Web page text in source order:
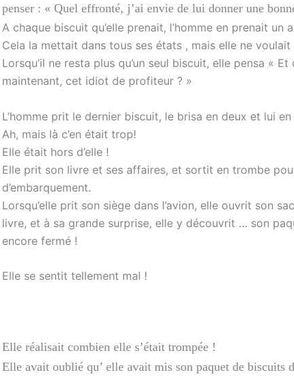
penser : « Quel effronté, j’ai envie de lui donner une
A chaque biscuit qu’elle prenait, l’homme en prenait un
Cela la mettait dans tous ses états , mais elle ne voulait
Lorsqu’il ne resta plus qu’un seul biscuit, elle pensa «
maintenant, cet idiot de profiteur ? »
L’homme prit le dernier biscuit, le brisa en deux et lui
Ah, mais là c’en était trop!
Elle était hors d’elle !
Elle prit son livre et ses affaires, et sortit en trombe
d’embarquement.
Lorsqu’elle prit son siège dans l’avion, elle ouvrit son
livre, et à sa grande surprise, elle y découvrit … son
encore fermé !
Elle se sentit tellement mal !
Elle réalisait combien elle s’était trompée !
Elle avait oublié qu’ elle avait mis son paquet de biscuits